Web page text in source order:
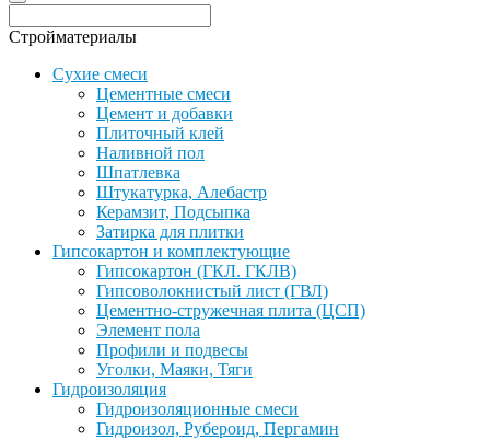
Стройматериалы
Сухие смеси
Цементные смеси
Цемент и добавки
Плиточный клей
Наливной пол
Шпатлевка
Штукатурка, Алебастр
Керамзит, Подсыпка
Затирка для плитки
Гипсокартон и комплектующие
Гипсокартон (ГКЛ. ГКЛВ)
Гипсоволокнистый лист (ГВЛ)
Цементно-стружечная плита (ЦСП)
Элемент пола
Профили и подвесы
Уголки, Маяки, Тяги
Гидроизоляция
Гидроизоляционные смеси
Гидроизол, Рубероид, Пергамин